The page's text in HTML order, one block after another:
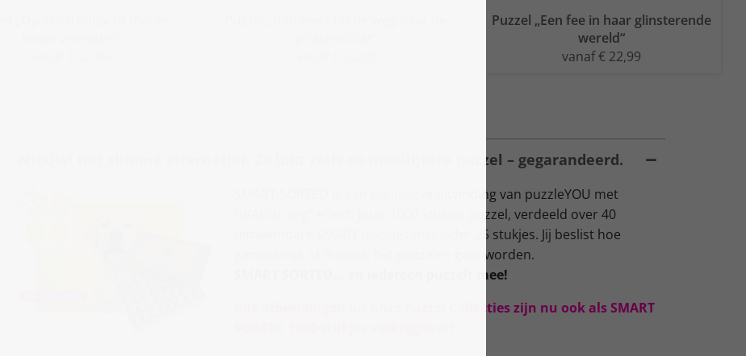
Puzzel „Een fee in haar glinsterende
wereld“
vanaf € 22,99
NIEUW! Het slimme alternatief. Zo lukt zelfs de moeilijkste puzzel – gegarandeerd.
SMART SORTED is een exclusieve uitvinding van puzzleYOU met
“WAUW, zeg” effect: Jouw 1000 stukjes puzzel, verdeeld over 40
uitneembare SMART doosjes met ieder 25 stukjes. Jij beslist hoe
gemakkelijk of moeilijk het puzzelen gaat worden.
SMART SORTED... en iedereen puzzelt mee!
Alle afbeeldingen uit onze Puzzel Collecties zijn nu ook als SMART